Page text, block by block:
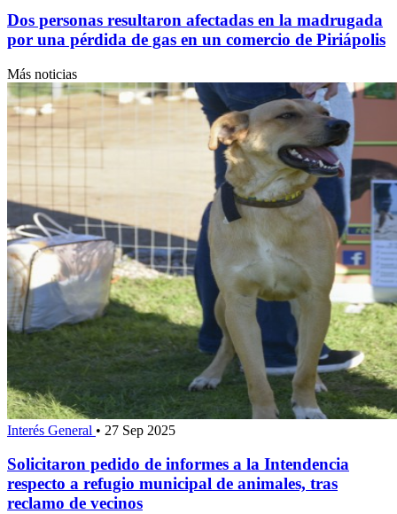
Dos personas resultaron afectadas en la madrugada
por una pérdida de gas en un comercio de Piriápolis
Más noticias
Interés General • 27 Sep 2025
Solicitaron pedido de informes a la Intendencia
respecto a refugio municipal de animales, tras
reclamo de vecinos